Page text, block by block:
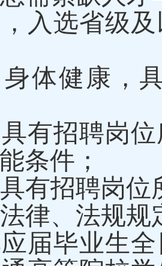
入选省级
身体健康，
具有招聘岗
条件；
具有招聘岗位
法律、法规规
届毕业生